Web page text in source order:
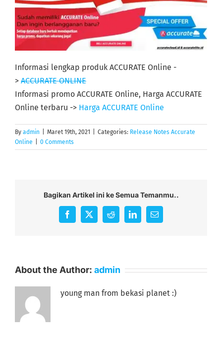
Informasi lengkap produk ACCURATE Online -
> ACCURATE ONLINE
Informasi promo ACCURATE Online, Harga ACCURATE
Online terbaru -> Harga ACCURATE Online
By admin Maret 19th, 2021 Categories: Release Notes Accurate
Online
0 Comments
Bagikan Artikel ini ke Semua Temanmu..
Facebook
X RedditLinkedInEmail
About the Author: admin
young man from bekasi planet :)